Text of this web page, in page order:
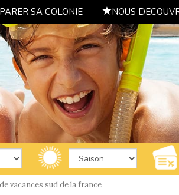
SA COLONIE NOUS
vacances sud de la france